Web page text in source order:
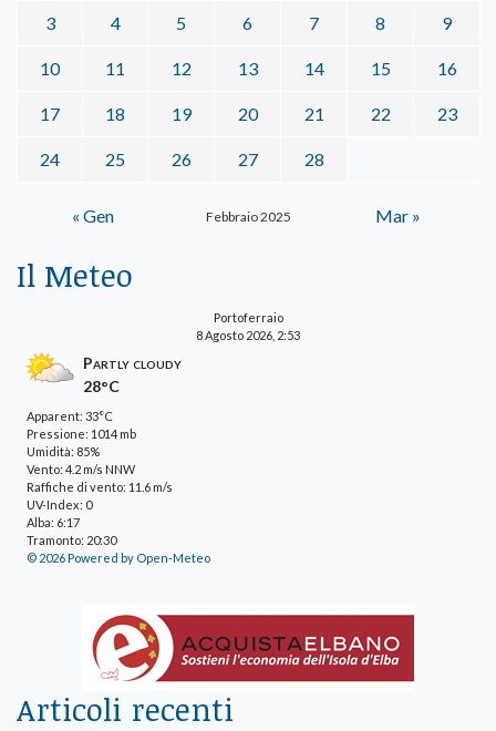
Febbraio 2025
3 4 5 6 7 8 9
10 11 12 13 14 15 16
17 18 19 20 21 22 23
24 25 26 27 28
« Gen Mar »
Il Meteo
Portoferraio
8 Agosto 2026, 2:53
Partly cloudy
28°C
Apparent: 33°C
Pressione: 1014 mb
Umidità: 85%
Vento: 4.2 m/s NNW
Raffiche di vento: 11.6 m/s
UV-Index: 0
Alba: 6:17
Tramonto: 20:30
© 2026 Powered by Open-Meteo
Articoli recenti